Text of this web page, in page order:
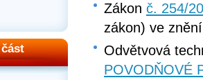
Zákon č. 254/
zákon) ve
Odvětvová
POVODŇOVÉ